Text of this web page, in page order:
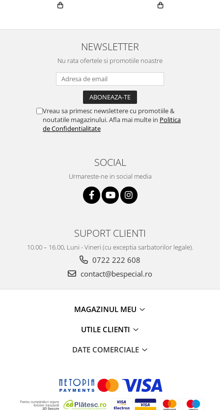
NEWSLETTER
Nu rata ofertele si promotiile noastre
Vreau sa primesc newslettere cu promotiile &
noutatile magazinului. Afla mai multe in Politica
de Confidentialitate
SOCIAL
Urmareste-ne in social media
SUPORT CLIENTI
10.00 – 16.00, Luni - Vineri (cu exceptia sarbatorilor legale).
0722 222 608
contact@bespecial.ro
MAGAZINUL MEU
UTILE CLIENTI
DATE COMERCIALE